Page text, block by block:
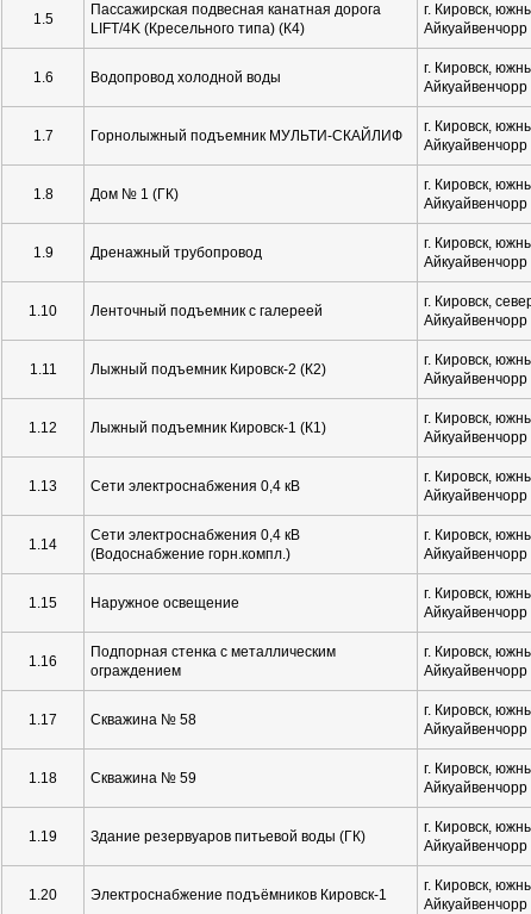
1.5
Пассажирская подвесная канатная дорога
LIFT/4K (Кресельного типа) (К4)
г. Кировск,
Айкуайвенчорр
1.6 Водопровод холодной воды
г. Кировск,
Айкуайвенчорр
1.7 Горнолыжный подъемник МУЛЬТИ-СКАЙЛИФ
г. Кировск,
Айкуайвенчорр
1.8 Дом № 1 (ГК)
г. Кировск,
Айкуайвенчорр
1.9 Дренажный трубопровод
г. Кировск,
Айкуайвенчорр
1.10 Ленточный подъемник с галереей
г. Кировск,
Айкуайвенчорр
1.11 Лыжный подъемник Кировск-2 (К2)
г. Кировск,
Айкуайвенчорр
1.12 Лыжный подъемник Кировск-1 (К1)
г. Кировск,
Айкуайвенчорр
1.13 Сети электроснабжения 0,4 кВ
г. Кировск,
Айкуайвенчорр
1.14
Сети электроснабжения 0,4 кВ
(Водоснабжение горн.компл.)
г. Кировск,
Айкуайвенчорр
1.15 Наружное освещение
г. Кировск,
Айкуайвенчорр
1.16
Подпорная стенка с металлическим
ограждением
г. Кировск,
Айкуайвенчорр
1.17 Скважина № 58
г. Кировск,
Айкуайвенчорр
1.18 Скважина № 59
г. Кировск,
Айкуайвенчорр
1.19 Здание резервуаров питьевой воды (ГК)
г. Кировск,
Айкуайвенчорр
1.20 Электроснабжение подъёмников Кировск-1
г. Кировск,
Айкуайвенчорр